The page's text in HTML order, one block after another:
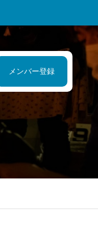
メンバー登録
タレントとして
ャレンジする私
応援して頂きま